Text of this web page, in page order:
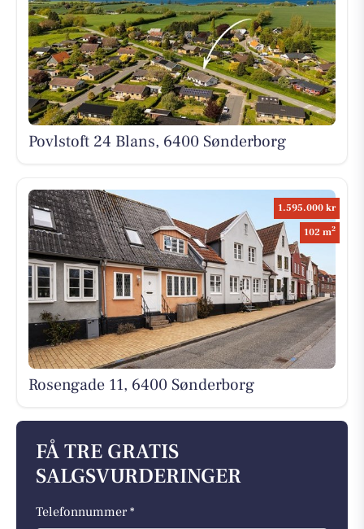
Povlstoft 24 Blans, 6400 Sønderborg
1.595.000 kr
102 m2
Rosengade 11, 6400 Sønderborg
FÅ TRE GRATIS
SALGSVURDERINGER
Telefonnummer *